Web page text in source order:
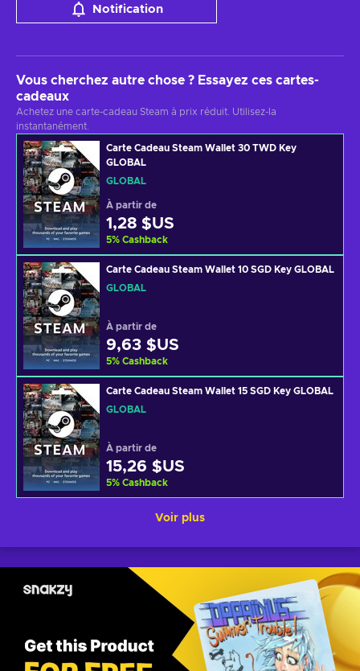
Notification
Vous cherchez autre chose ? Essayez ces cartes-
cadeaux
Achetez une carte-cadeau Steam à prix réduit. Utilisez-la
instantanément.
Carte Cadeau Steam Wallet 30 TWD Key
GLOBAL
GLOBAL
À partir de
1,28 $US
5% Cashback
Carte Cadeau Steam Wallet 10 SGD Key GLOBAL
GLOBAL
À partir de
9,63 $US
5% Cashback
Carte Cadeau Steam Wallet 15 SGD Key GLOBAL
GLOBAL
À partir de
15,26 $US
5% Cashback
Voir plus